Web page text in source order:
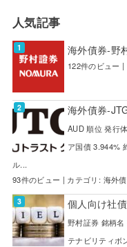
人気記事
海外債券-野
122件のビュー |
海外債券-
AUD 順位 発行
ア国債 3.944%
ル...
93件のビュー | カテゴリ: 海外
個人向け社
野村証券 銘柄
テナビリティボ